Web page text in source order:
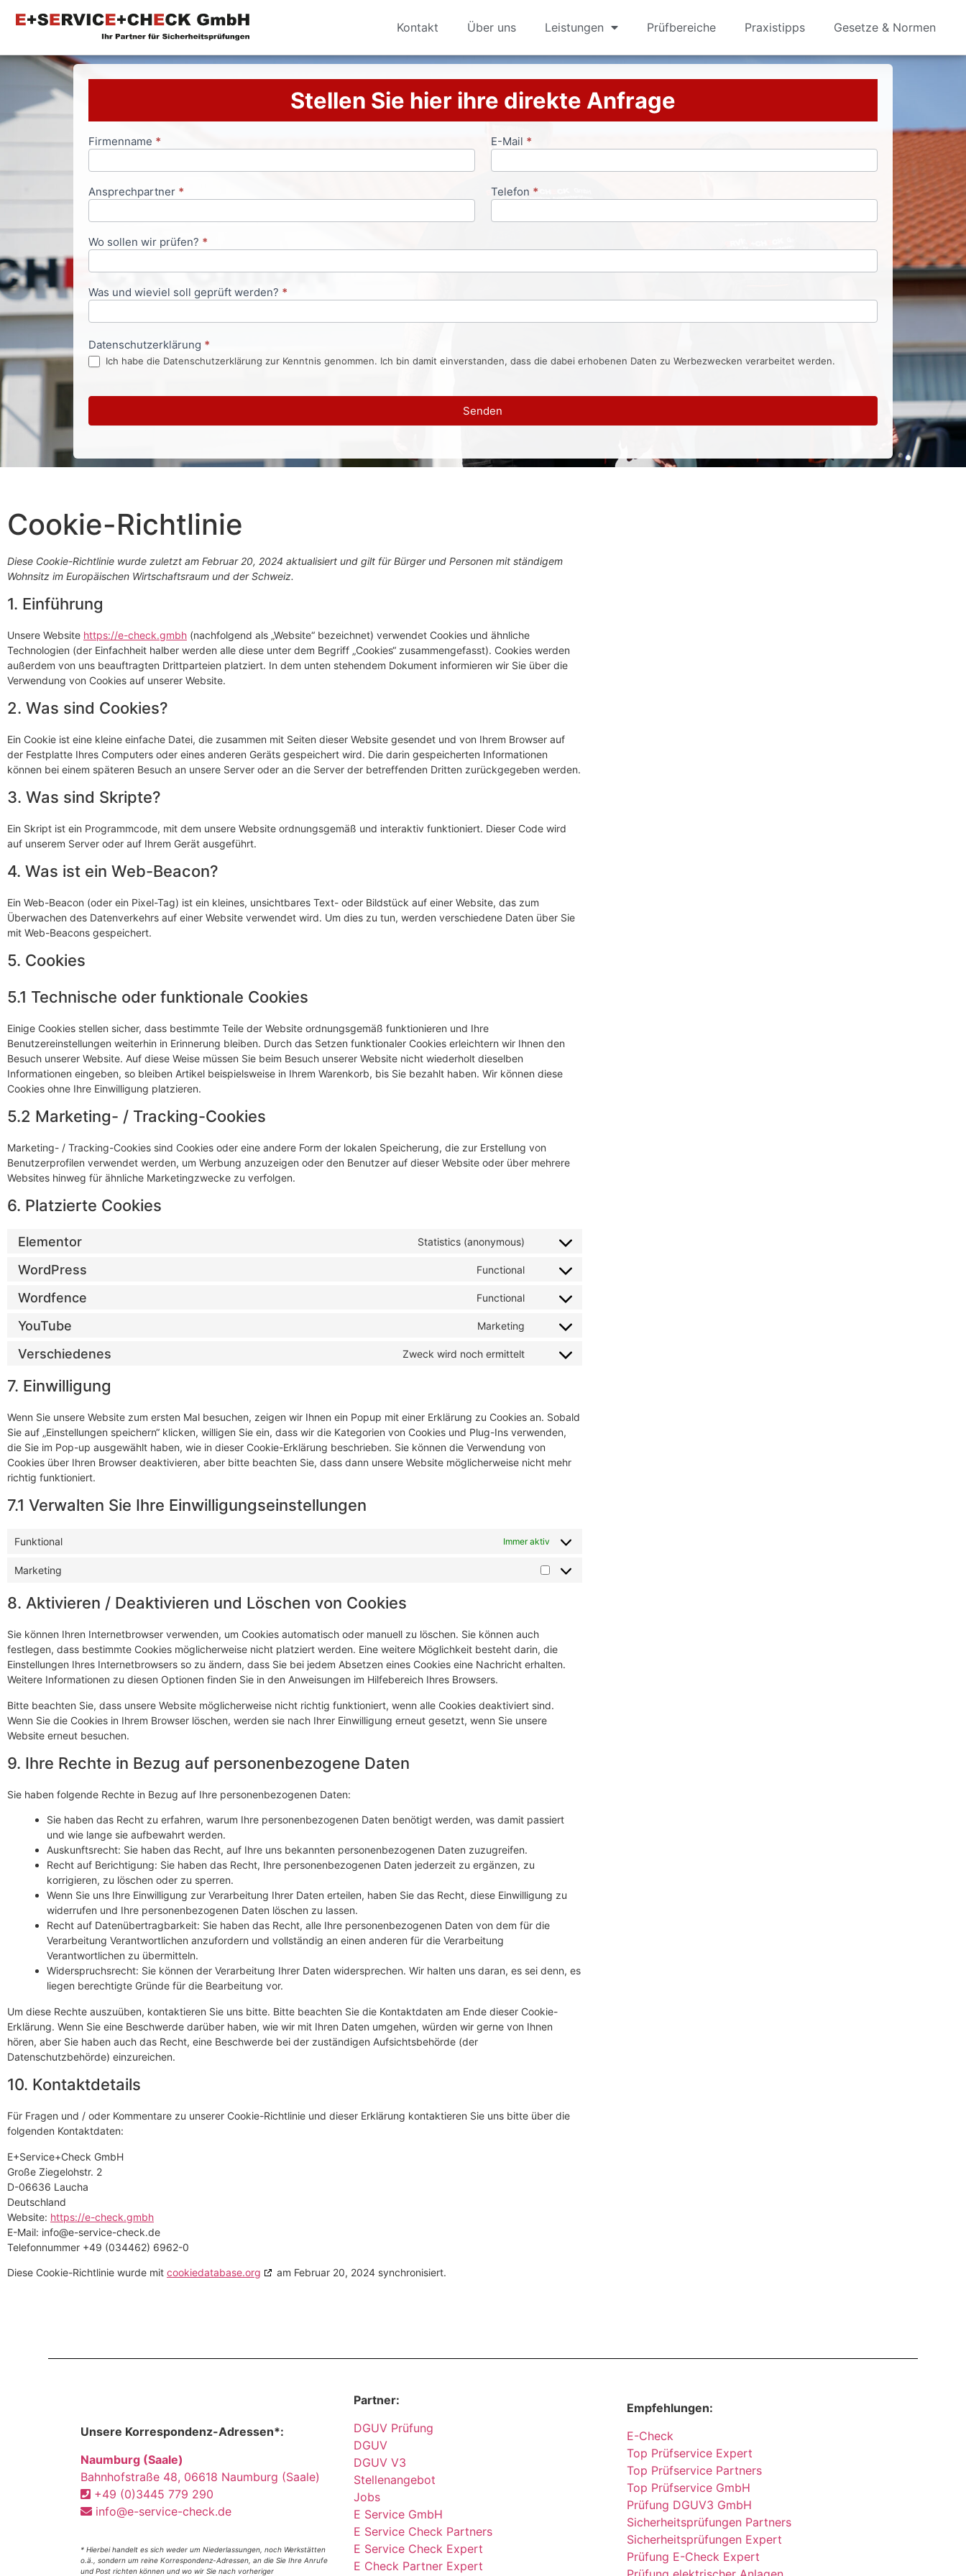
Kontakt Über uns Leistungen Prüfbereiche Praxistipps Gesetze & Normen
Stellen Sie hier ihre direkte Anfrage
Anfrageformular
Firmenname * E-Mail *
Ansprechpartner * Telefon *
Wo sollen wir prüfen? *
Was und wieviel soll geprüft werden? *
Datenschutzerklärung *
Ich habe die Datenschutzerklärung zur Kenntnis genommen. Ich bin damit einverstanden, dass die dabei erhobenen Daten zu Werbezwecken verarbeitet werden.
Senden
Cookie-Richtlinie
Diese Cookie-Richtlinie wurde zuletzt am Februar 20, 2024 aktualisiert und gilt für Bürger und Personen mit ständigem
Wohnsitz im Europäischen Wirtschaftsraum und der Schweiz.
1. Einführung
Unsere Website https://e-check.gmbh (nachfolgend als „Website“ bezeichnet) verwendet Cookies und ähnliche
Technologien (der Einfachheit halber werden alle diese unter dem Begriff „Cookies“ zusammengefasst). Cookies werden
außerdem von uns beauftragten Drittparteien platziert. In dem unten stehendem Dokument informieren wir Sie über die
Verwendung von Cookies auf unserer Website.
2. Was sind Cookies?
Ein Cookie ist eine kleine einfache Datei, die zusammen mit Seiten dieser Website gesendet und von Ihrem Browser auf
der Festplatte Ihres Computers oder eines anderen Geräts gespeichert wird. Die darin gespeicherten Informationen
können bei einem späteren Besuch an unsere Server oder an die Server der betreffenden Dritten zurückgegeben werden.
3. Was sind Skripte?
Ein Skript ist ein Programmcode, mit dem unsere Website ordnungsgemäß und interaktiv funktioniert. Dieser Code wird
auf unserem Server oder auf Ihrem Gerät ausgeführt.
4. Was ist ein Web-Beacon?
Ein Web-Beacon (oder ein Pixel-Tag) ist ein kleines, unsichtbares Text- oder Bildstück auf einer Website, das zum
Überwachen des Datenverkehrs auf einer Website verwendet wird. Um dies zu tun, werden verschiedene Daten über Sie
mit Web-Beacons gespeichert.
5. Cookies
5.1 Technische oder funktionale Cookies
Einige Cookies stellen sicher, dass bestimmte Teile der Website ordnungsgemäß funktionieren und Ihre
Benutzereinstellungen weiterhin in Erinnerung bleiben. Durch das Setzen funktionaler Cookies erleichtern wir Ihnen den
Besuch unserer Website. Auf diese Weise müssen Sie beim Besuch unserer Website nicht wiederholt dieselben
Informationen eingeben, so bleiben Artikel beispielsweise in Ihrem Warenkorb, bis Sie bezahlt haben. Wir können diese
Cookies ohne Ihre Einwilligung platzieren.
5.2 Marketing- / Tracking-Cookies
Marketing- / Tracking-Cookies sind Cookies oder eine andere Form der lokalen Speicherung, die zur Erstellung von
Benutzerprofilen verwendet werden, um Werbung anzuzeigen oder den Benutzer auf dieser Website oder über mehrere
Websites hinweg für ähnliche Marketingzwecke zu verfolgen.
6. Platzierte Cookies
Elementor Statistics (anonymous)
WordPress Functional
Wordfence Functional
YouTube Marketing
Verschiedenes Zweck wird noch ermittelt
7. Einwilligung
Wenn Sie unsere Website zum ersten Mal besuchen, zeigen wir Ihnen ein Popup mit einer Erklärung zu Cookies an. Sobald
Sie auf „Einstellungen speichern“ klicken, willigen Sie ein, dass wir die Kategorien von Cookies und Plug-Ins verwenden,
die Sie im Pop-up ausgewählt haben, wie in dieser Cookie-Erklärung beschrieben. Sie können die Verwendung von
Cookies über Ihren Browser deaktivieren, aber bitte beachten Sie, dass dann unsere Website möglicherweise nicht mehr
richtig funktioniert.
7.1 Verwalten Sie Ihre Einwilligungseinstellungen
Funktional Immer aktiv
Marketing
8. Aktivieren / Deaktivieren und Löschen von Cookies
Sie können Ihren Internetbrowser verwenden, um Cookies automatisch oder manuell zu löschen. Sie können auch
festlegen, dass bestimmte Cookies möglicherweise nicht platziert werden. Eine weitere Möglichkeit besteht darin, die
Einstellungen Ihres Internetbrowsers so zu ändern, dass Sie bei jedem Absetzen eines Cookies eine Nachricht erhalten.
Weitere Informationen zu diesen Optionen finden Sie in den Anweisungen im Hilfebereich Ihres Browsers.
Bitte beachten Sie, dass unsere Website möglicherweise nicht richtig funktioniert, wenn alle Cookies deaktiviert sind.
Wenn Sie die Cookies in Ihrem Browser löschen, werden sie nach Ihrer Einwilligung erneut gesetzt, wenn Sie unsere
Website erneut besuchen.
9. Ihre Rechte in Bezug auf personenbezogene Daten
Sie haben folgende Rechte in Bezug auf Ihre personenbezogenen Daten:
Sie haben das Recht zu erfahren, warum Ihre personenbezogenen Daten benötigt werden, was damit passiert
und wie lange sie aufbewahrt werden.
Auskunftsrecht: Sie haben das Recht, auf Ihre uns bekannten personenbezogenen Daten zuzugreifen.
Recht auf Berichtigung: Sie haben das Recht, Ihre personenbezogenen Daten jederzeit zu ergänzen, zu
korrigieren, zu löschen oder zu sperren.
Wenn Sie uns Ihre Einwilligung zur Verarbeitung Ihrer Daten erteilen, haben Sie das Recht, diese Einwilligung zu
widerrufen und Ihre personenbezogenen Daten löschen zu lassen.
Recht auf Datenübertragbarkeit: Sie haben das Recht, alle Ihre personenbezogenen Daten von dem für die
Verarbeitung Verantwortlichen anzufordern und vollständig an einen anderen für die Verarbeitung
Verantwortlichen zu übermitteln.
Widerspruchsrecht: Sie können der Verarbeitung Ihrer Daten widersprechen. Wir halten uns daran, es sei denn, es
liegen berechtigte Gründe für die Bearbeitung vor.
Um diese Rechte auszuüben, kontaktieren Sie uns bitte. Bitte beachten Sie die Kontaktdaten am Ende dieser Cookie-
Erklärung. Wenn Sie eine Beschwerde darüber haben, wie wir mit Ihren Daten umgehen, würden wir gerne von Ihnen
hören, aber Sie haben auch das Recht, eine Beschwerde bei der zuständigen Aufsichtsbehörde (der
Datenschutzbehörde) einzureichen.
10. Kontaktdetails
Für Fragen und / oder Kommentare zu unserer Cookie-Richtlinie und dieser Erklärung kontaktieren Sie uns bitte über die
folgenden Kontaktdaten:
E+Service+Check GmbH
Große Ziegelohstr. 2
D-06636 Laucha
Deutschland
Website: https://e-check.gmbh
E-Mail: info@e-service-check.de
Telefonnummer +49 (034462) 6962-0
Diese Cookie-Richtlinie wurde mit cookiedatabase.org am Februar 20, 2024 synchronisiert.
Unsere Korrespondenz-Adressen*:
Naumburg (Saale)
Bahnhofstraße 48, 06618 Naumburg (Saale)
+49 (0)3445 779 290
info@e-service-check.de
* Hierbei handelt es sich weder um Niederlassungen, noch Werkstätten
o.ä., sondern um reine Korrespondenz-Adressen, an die Sie Ihre Anrufe
und Post richten können und wo wir Sie nach vorheriger
Partner:
DGUV Prüfung
DGUV
DGUV V3
Stellenangebot
Jobs
E Service GmbH
E Service Check Partners
E Service Check Expert
E Check Partner Expert
Empfehlungen:
E-Check
Top Prüfservice Expert
Top Prüfservice Partners
Top Prüfservice GmbH
Prüfung DGUV3 GmbH
Sicherheitsprüfungen Partners
Sicherheitsprüfungen Expert
Prüfung E-Check Expert